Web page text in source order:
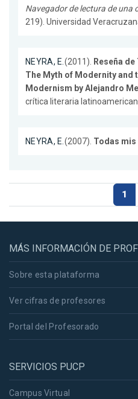
Navegador de lectura de una
219). Universidad
NEYRA, E.(2011). Reseña
The Myth of Modernity and
Modernism by Alejandro
crítica literaria
NEYRA, E.(2007). Todas
1
MÁS INFORMACIÓN DE
Sobre esta plataforma
Ver cifras de profesores
Portal del Profesorado
SERVICIOS PUCP
Campus Virtual